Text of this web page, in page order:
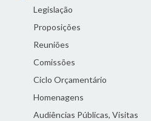
Legislação
Proposições
Reuniões
Comissões
Ciclo Orçamentário
Homenagens
Audiências Públicas, Visitas